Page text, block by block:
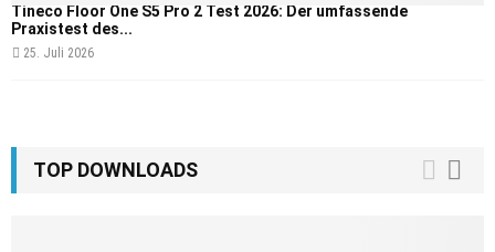
Tineco Floor One S5 Pro 2 Test 2026: Der umfassende
Praxistest des...
25. Juli 2026
TOP DOWNLOADS